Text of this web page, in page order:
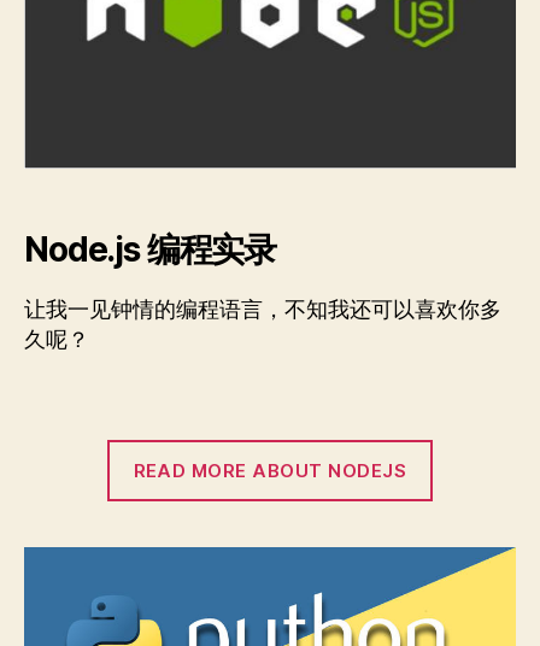
Node.js 编程实录
让我一见钟情的编程语言，不知我还可以喜欢你多
久呢？
READ MORE ABOUT NODEJS